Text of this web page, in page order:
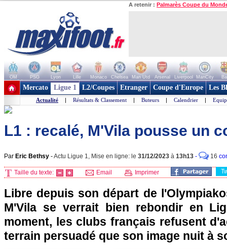
A retenir : Palmarès Coupe du
OM PSG Lyon Lille Monaco Chelsea Man Utd Arsenal Liverpool ManCity
+ de clubs
Mercato Ligue 1 L2/Coupes Etranger Coupe d'Europe Les
Actualité | Résultats & Classement | Buteurs | Calendrier |
L1 : recalé, M'Vila pousse un
Par Eric Bethsy -Actu Ligue 1, Mise en ligne: le 31/12/2023 à 13h13 - 16
Taille du texte: Email Imprimer
Libre depuis son départ de
M'Vila se verrait bien rebondir en
moment, les clubs français refusent
terrain persuadé que son image nuit à